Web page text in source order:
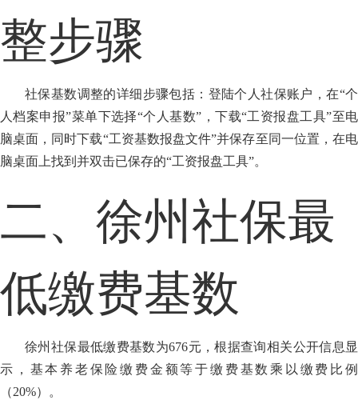
整步骤
社保基数调整的详细步骤包括：登陆个人社保账户，在“个
人档案申报”菜单下选择“个人基数”，下载“工资报盘工具”至电
脑桌面，同时下载“工资基数报盘文件”并保存至同一位置，在电
脑桌面上找到并双击已保存的“工资报盘工具”。
二、徐州社保最
低缴费基数
徐州社保最低缴费基数为676元，根据查询相关公开信息显
示，基本养老保险缴费金额等于缴费基数乘以缴费比例
（20%）。